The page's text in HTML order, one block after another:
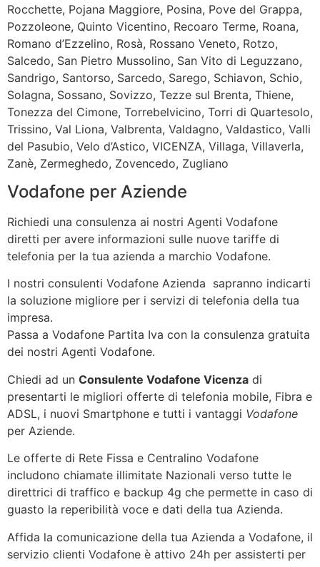
Rocchette, Pojana Maggiore, Posina, Pove del Grappa,
Pozzoleone, Quinto Vicentino, Recoaro Terme, Roana,
Romano d’Ezzelino, Rosà, Rossano Veneto, Rotzo,
Salcedo, San Pietro Mussolino, San Vito di Leguzzano,
Sandrigo, Santorso, Sarcedo, Sarego, Schiavon, Schio,
Solagna, Sossano, Sovizzo, Tezze sul Brenta, Thiene,
Tonezza del Cimone, Torrebelvicino, Torri di Quartesolo,
Trissino, Val Liona, Valbrenta, Valdagno, Valdastico, Valli
del Pasubio, Velo d’Astico, VICENZA, Villaga, Villaverla,
Zanè, Zermeghedo, Zovencedo, Zugliano
Vodafone per Aziende
Richiedi una consulenza ai nostri Agenti Vodafone
diretti per avere informazioni sulle nuove tariffe di
telefonia per la tua azienda a marchio Vodafone.
I nostri consulenti Vodafone Azienda sapranno indicarti
la soluzione migliore per i servizi di telefonia della tua
impresa.
Passa a Vodafone Partita Iva con la consulenza gratuita
dei nostri Agenti Vodafone.
Chiedi ad un Consulente Vodafone Vicenza di
presentarti le migliori offerte di telefonia mobile, Fibra e
ADSL, i nuovi Smartphone e tutti i vantaggi Vodafone
per Aziende.
Le offerte di Rete Fissa e Centralino Vodafone
includono chiamate illimitate Nazionali verso tutte le
direttrici di traffico e backup 4g che permette in caso di
guasto la reperibilità voce e dati della tua Azienda.
Affida la comunicazione della tua Azienda a Vodafone, il
servizio clienti Vodafone è attivo 24h per assisterti per